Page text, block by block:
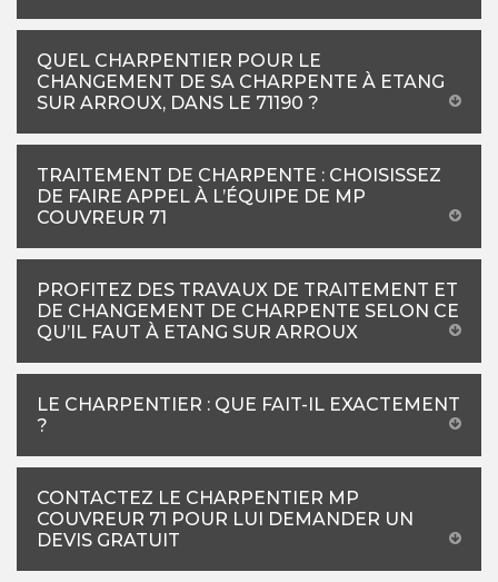
QUEL CHARPENTIER POUR LE
CHANGEMENT DE SA CHARPENTE À ETANG
SUR ARROUX, DANS LE 71190 ?
TRAITEMENT DE CHARPENTE : CHOISISSEZ
DE FAIRE APPEL À L’ÉQUIPE DE MP
COUVREUR 71
PROFITEZ DES TRAVAUX DE TRAITEMENT ET
DE CHANGEMENT DE CHARPENTE SELON CE
QU’IL FAUT À ETANG SUR ARROUX
LE CHARPENTIER : QUE FAIT-IL EXACTEMENT
?
CONTACTEZ LE CHARPENTIER MP
COUVREUR 71 POUR LUI DEMANDER UN
DEVIS GRATUIT